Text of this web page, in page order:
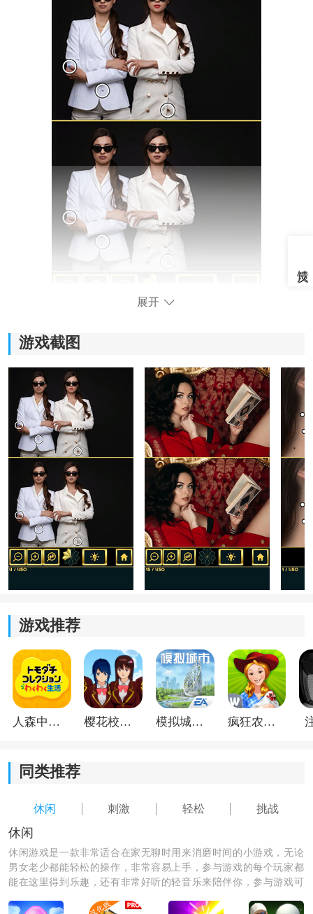
《寻找差异奢华》游戏玩法：
1、游戏提供高清的奢华主题图像，令人陶醉，让您沉浸
其中。
2、每个关卡都经过精心设计，带来独特的挑战和 。
3、无论您是年轻人还是老年人，都可以轻松享受这款游
戏的休闲娱乐。
4、与传统的找茬游戏不同，该游戏与奢华主题相结合，
展现出独特的美感。
展开
游戏截图
游戏推荐
人森中文版 樱花校园模拟器1.048.00中文版 模拟城市我是巿长联机版 疯狂农场3美国派19
同类推荐
休闲 刺激 轻松 挑战
休闲
休闲游戏是一款非常适合在家无聊时用来消磨时间的小游戏，无论
男女老少都能轻松的操作，非常容易上手，参与游戏的每个玩家都
能在这里得到乐趣，还有非常好听的轻音乐来陪伴你，参与游戏可
必备的一款app哦。